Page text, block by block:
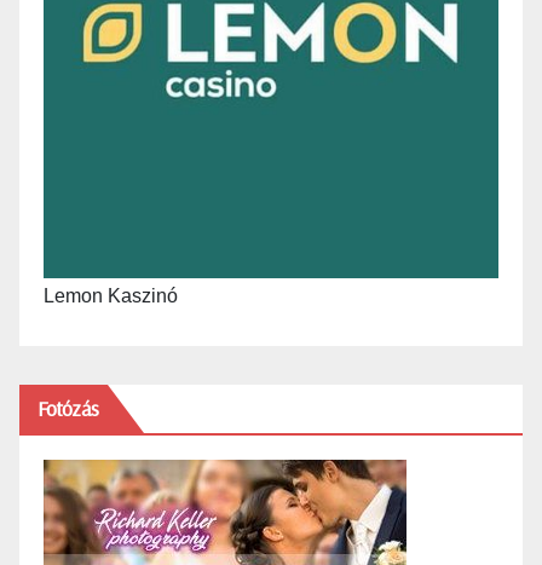
Lemon Kaszinó
Fotózás